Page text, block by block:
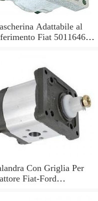
Adattabile al
Fiat 5011646
Con Griglia Per
Fiat-Ford